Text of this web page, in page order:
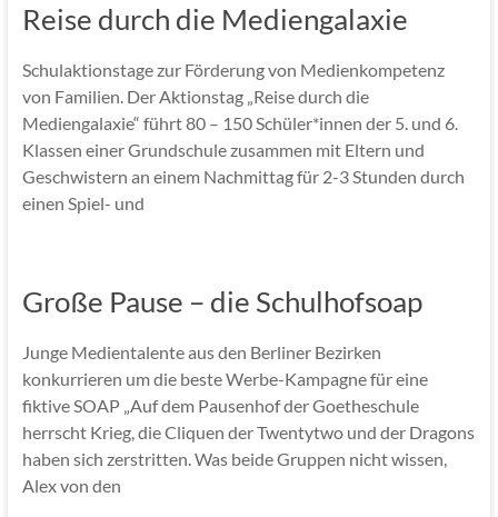
Reise durch die Mediengalaxie
Schulaktionstage zur Förderung von Medienkompetenz
von Familien. Der Aktionstag „Reise durch die
Mediengalaxie“ führt 80 – 150 Schüler*innen der 5. und 6.
Klassen einer Grundschule zusammen mit Eltern und
Geschwistern an einem Nachmittag für 2-3 Stunden durch
einen Spiel- und
Große Pause – die Schulhofsoap
Junge Medientalente aus den Berliner Bezirken
konkurrieren um die beste Werbe-Kampagne für eine
fiktive SOAP „Auf dem Pausenhof der Goetheschule
herrscht Krieg, die Cliquen der Twentytwo und der Dragons
haben sich zerstritten. Was beide Gruppen nicht wissen,
Alex von den